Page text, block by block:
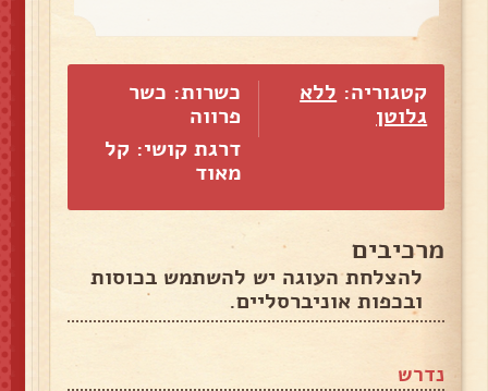
קטגוריה: ללא
גלוטן
כשרות: כשר
פרווה
דרגת קושי: קל
מאוד
מרכיבים
להצלחת העוגה יש להשתמש בכוסות
ובכפות אוניברסליים.
נדרש